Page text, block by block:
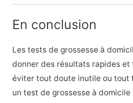
En conclusion
Les tests de grossesse à
donner des résultats rapides et
éviter tout doute inutile ou tout
un test de grossesse à